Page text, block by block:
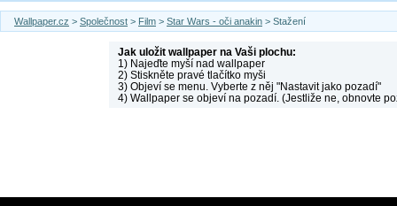
Wallpaper.cz > Společnost > Film > Star Wars - oči anakin > Stažení
Jak uložit wallpaper na Vaši plochu:
1) Najeďte myší nad wallpaper
2) Stiskněte pravé tlačítko myši
3) Objeví se menu. Vyberte z něj "Nastavit jako pozadí"
4) Wallpaper se objeví na pozadí. (Jestliže ne, obnovte